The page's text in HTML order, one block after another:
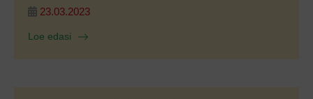
23.03.2023
Loe edasi